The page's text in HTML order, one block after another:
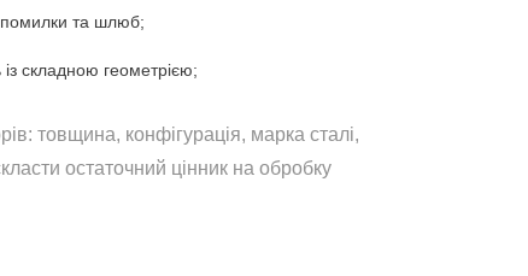
помилки та шлюб;
із складною геометрією;
товщина, конфігурація, марка сталі,
остаточний цінник на обробку